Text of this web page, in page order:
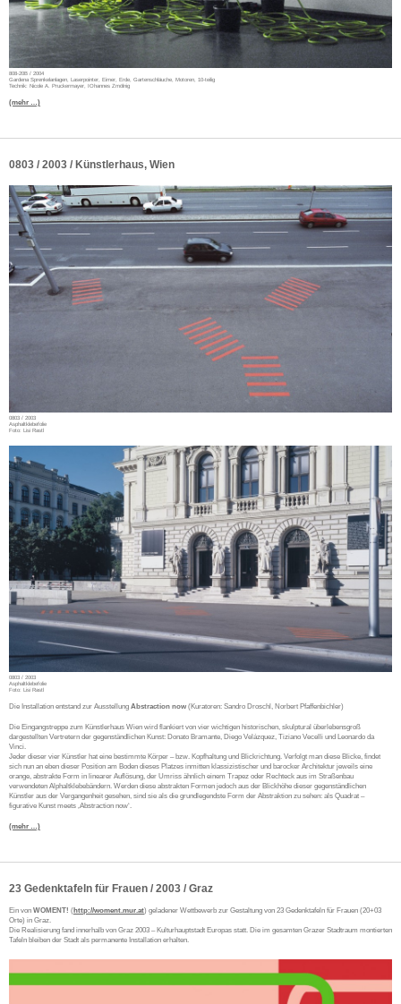
808-20B / 2004
Gardena Sprenkelanlagen, Laserpointer, Eimer, Erde, Gartenschläuche, Motoren, 10-teilig
Technik: Nicole A. Pruckermayer, IOhannes Zmölnig
(mehr …)
0803 / 2003 / Künstlerhaus, Wien
0803 / 2003
Asphaltklebefolie
Foto: Lisi Rastl
0803 / 2003
Asphaltklebefolie
Foto: Lisi Rastl
Die Installation entstand zur Ausstellung Abstraction now (Kuratoren: Sandro Droschl, Norbert Pfaffenbichler)
Die Eingangstreppe zum Künstlerhaus Wien wird flankiert von vier wichtigen historischen, skulptural überlebensgroß
dargestellten Vertretern der gegenständlichen Kunst: Donato Bramante, Diego Velázquez, Tiziano Vecelli und Leonardo da
Vinci.
Jeder dieser vier Künstler hat eine bestimmte Körper – bzw. Kopfhaltung und Blickrichtung. Verfolgt man diese Blicke, findet
sich nun an eben dieser Position am Boden dieses Platzes inmitten klassizistischer und barocker Architektur jeweils eine
orange, abstrakte Form in linearer Auflösung, der Umriss ähnlich einem Trapez oder Rechteck aus im Straßenbau
verwendeten Alphaltklebebändern. Werden diese abstrakten Formen jedoch aus der Blickhöhe dieser gegenständlichen
Künstler aus der Vergangenheit gesehen, sind sie als die grundlegendste Form der Abstraktion zu sehen: als Quadrat –
figurative Kunst meets ‚Abstraction now‘.
(mehr …)
23 Gedenktafeln für Frauen / 2003 / Graz
Ein von WOMENT! ( http://woment.mur.at) geladener Wettbewerb zur Gestaltung von 23 Gedenktafeln für Frauen (20+03
Orte) in Graz.
Die Realisierung fand innerhalb von Graz 2003 – Kulturhauptstadt Europas statt. Die im gesamten Grazer Stadtraum montierten
Tafeln bleiben der Stadt als permanente Installation erhalten.